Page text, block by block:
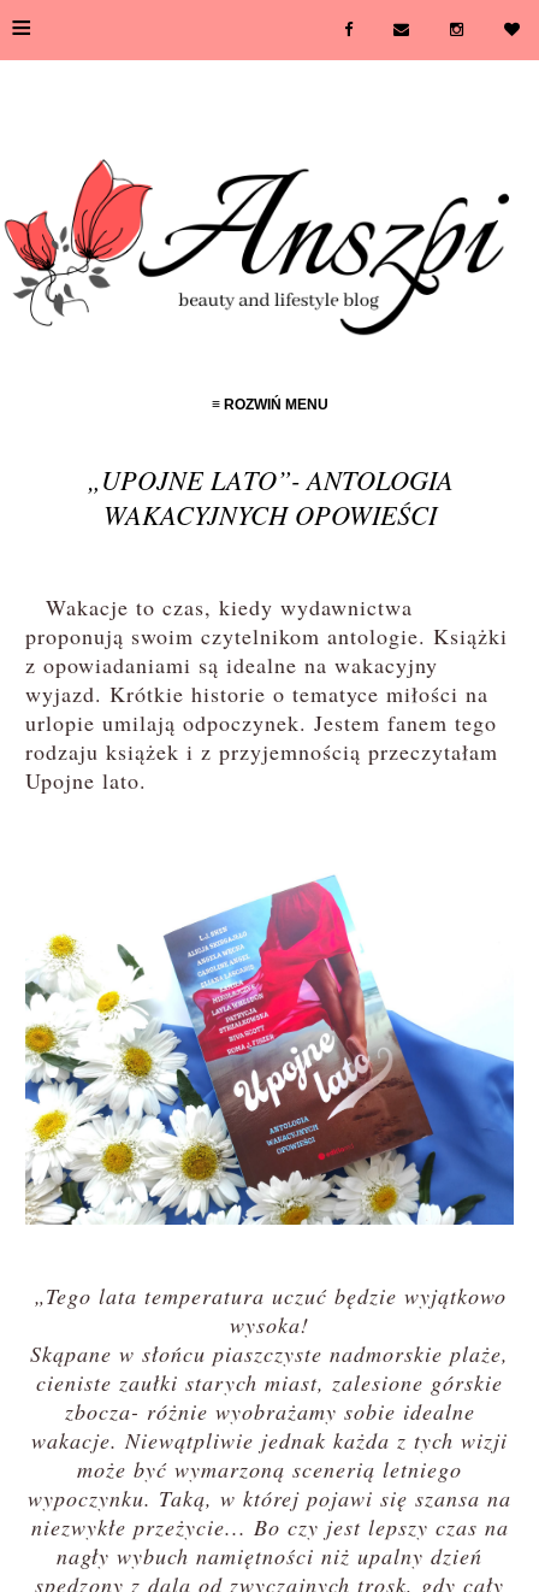
≡
≡ ROZWIŃ MENU
„UPOJNE LATO”- ANTOLOGIA
WAKACYJNYCH OPOWIEŚCI
Wakacje to czas, kiedy wydawnictwa
proponują swoim czytelnikom antologie. Książki
z opowiadaniami są idealne na wakacyjny
wyjazd. Krótkie historie o tematyce miłości na
urlopie umilają odpoczynek. Jestem fanem tego
rodzaju książek i z przyjemnością przeczytałam
Upojne lato.
„Tego lata temperatura uczuć będzie wyjątkowo
wysoka!
Skąpane w słońcu piaszczyste nadmorskie plaże,
cieniste zaułki starych miast, zalesione górskie
zbocza- różnie wyobrażamy sobie idealne
wakacje. Niewątpliwie jednak każda z tych wizji
może być wymarzoną scenerią letniego
wypoczynku. Taką, w której pojawi się szansa na
niezwykłe przeżycie... Bo czy jest lepszy czas na
nagły wybuch namiętności niż upalny dzień
spędzony z dala od zwyczajnych trosk, gdy cały